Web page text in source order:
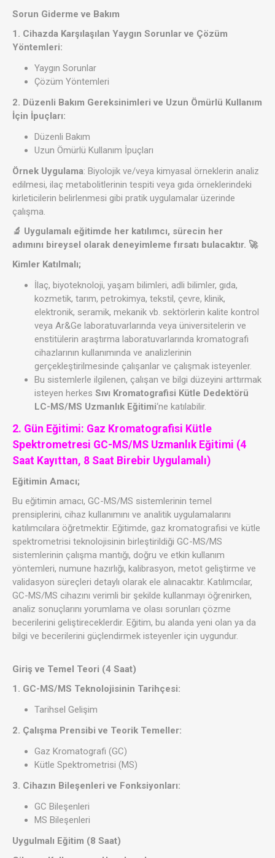
Sorun Giderme ve Bakım
1. Cihazda Karşılaşılan Yaygın Sorunlar ve Çözüm
Yöntemleri:
Yaygın Sorunlar
Çözüm Yöntemleri
2. Düzenli Bakım Gereksinimleri ve Uzun Ömürlü Kullanım
İçin İpuçları:
Düzenli Bakım
Uzun Ömürlü Kullanım İpuçları
Örnek Uygulama: Biyolojik ve/veya kimyasal örneklerin analiz
edilmesi, ilaç metabolitlerinin tespiti veya gıda örneklerindeki
kirleticilerin belirlenmesi gibi pratik uygulamalar üzerinde
çalışma.
🔬 Uygulamalı eğitimde her katılımcı, sürecin her
adımını bireysel olarak deneyimleme fırsatı bulacaktır. 🚀
Kimler Katılmalı;
İlaç, biyoteknoloji, yaşam bilimleri, adli bilimler, gıda,
kozmetik, tarım, petrokimya, tekstil, çevre, klinik,
elektronik, seramik, mekanik vb. sektörlerin kalite kontrol
veya Ar&Ge laboratuvarlarında veya üniversitelerin ve
enstitülerin araştırma laboratuvarlarında kromatografi
cihazlarının kullanımında ve analizlerinin
gerçekleştirilmesinde çalışanlar ve çalışmak isteyenler.
Bu sistemlerle ilgilenen, çalışan ve bilgi düzeyini arttırmak
isteyen herkes Sıvı Kromatografisi Kütle Dedektörü
LC-MS/MS Uzmanlık Eğitimi‘ne katılabilir.
2. Gün Eğitimi: Gaz Kromatografisi Kütle
Spektrometresi GC-MS/MS Uzmanlık Eğitimi (4
Saat Kayıttan, 8 Saat Birebir Uygulamalı)
Eğitimin Amacı;
Bu eğitimin amacı, GC-MS/MS sistemlerinin temel
prensiplerini, cihaz kullanımını ve analitik uygulamalarını
katılımcılara öğretmektir. Eğitimde, gaz kromatografisi ve kütle
spektrometrisi teknolojisinin birleştirildiği GC-MS/MS
sistemlerinin çalışma mantığı, doğru ve etkin kullanım
yöntemleri, numune hazırlığı, kalibrasyon, metot geliştirme ve
validasyon süreçleri detaylı olarak ele alınacaktır. Katılımcılar,
GC-MS/MS cihazını verimli bir şekilde kullanmayı öğrenirken,
analiz sonuçlarını yorumlama ve olası sorunları çözme
becerilerini geliştireceklerdir. Eğitim, bu alanda yeni olan ya da
bilgi ve becerilerini güçlendirmek isteyenler için uygundur.
Giriş ve Temel Teori (4 Saat)
1. GC-MS/MS Teknolojisinin Tarihçesi:
Tarihsel Gelişim
2. Çalışma Prensibi ve Teorik Temeller:
Gaz Kromatografi (GC)
Kütle Spektrometrisi (MS)
3. Cihazın Bileşenleri ve Fonksiyonları:
GC Bileşenleri
MS Bileşenleri
Uygulmalı Eğitim (8 Saat)